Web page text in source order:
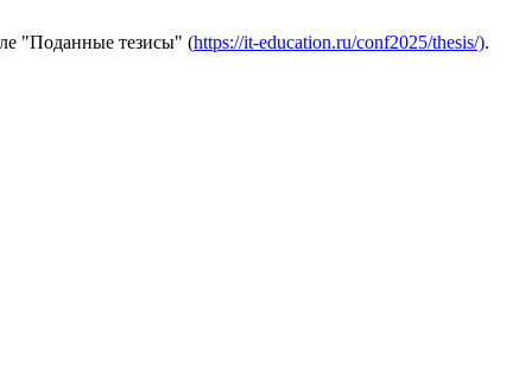
"Поданные тезисы" (https://it-education.ru/conf2025/thesis/).